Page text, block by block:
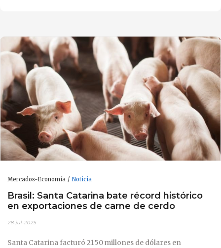
Mercados-Economía Noticia
Brasil: Santa Catarina bate récord histórico
en exportaciones de carne de cerdo
28-jul-2025
Santa Catarina facturó 2150 millones de dólares en